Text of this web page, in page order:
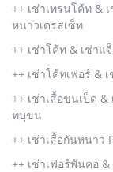
++ เช่าเทรนโค้ท &
หนาวเดรสเซ็ท
++ เช่าโค้ท & เช่าแ
++ เช่าโค้ทเฟอร์ &
++ เช่าเสื้อขนเป็ด
ทบุขน
++ เช่าเสื้อกันหนาว
++ เช่าเฟอร์พันคอ